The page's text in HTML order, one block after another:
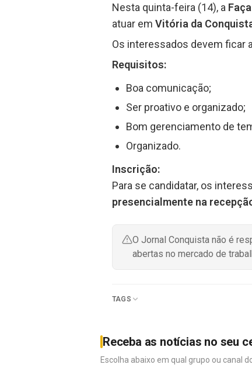
Nesta quinta-feira (14), a
atuar em Vitória da
Os interessados devem ficar
Requisitos:
Boa comunicação;
Ser proativo e organizado;
Bom gerenciamento de
Organizado.
Inscrição:
Para se candidatar, os
presencialmente na
O Jornal Conquista não é
abertas no mercado de
TAGS
Receba as notícias no seu
Escolha abaixo em qual grupo ou canal